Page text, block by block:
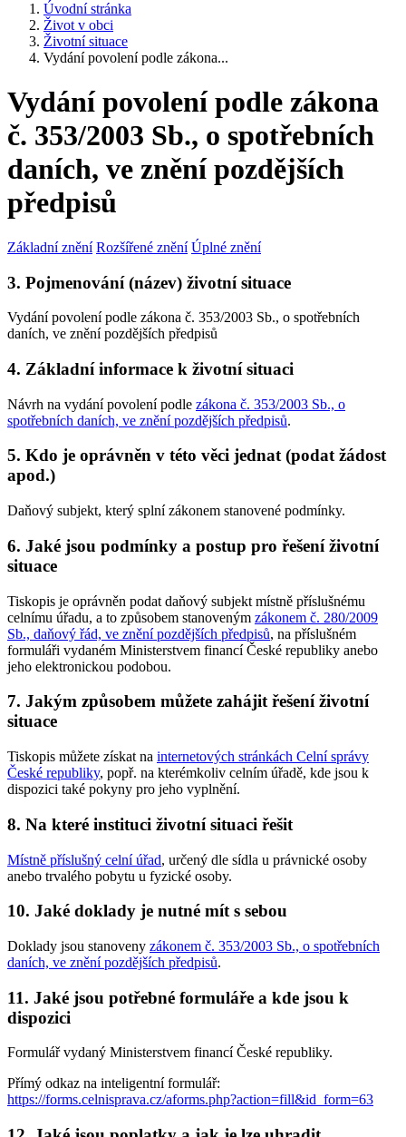
Úvodní stránka
Život v obci
Životní situace
Vydání povolení podle zákona...
Vydání povolení podle zákona
č. 353/2003 Sb., o spotřebních
daních, ve znění pozdějších
předpisů
Základní znění Rozšířené znění Úplné znění
3. Pojmenování (název) životní situace
Vydání povolení podle zákona č. 353/2003 Sb., o spotřebních
daních, ve znění pozdějších předpisů
4. Základní informace k životní situaci
Návrh na vydání povolení podle zákona č. 353/2003 Sb., o
spotřebních daních, ve znění pozdějších předpisů.
5. Kdo je oprávněn v této věci jednat (podat žádost
apod.)
Daňový subjekt, který splní zákonem stanovené podmínky.
6. Jaké jsou podmínky a postup pro řešení životní
situace
Tiskopis je oprávněn podat daňový subjekt místně příslušnému
celnímu úřadu, a to způsobem stanoveným zákonem č. 280/2009
Sb., daňový řád, ve znění pozdějších předpisů, na příslušném
formuláři vydaném Ministerstvem financí České republiky anebo
jeho elektronickou podobou.
7. Jakým způsobem můžete zahájit řešení životní
situace
Tiskopis můžete získat na internetových stránkách Celní správy
České republiky, popř. na kterémkoliv celním úřadě, kde jsou k
dispozici také pokyny pro jeho vyplnění.
8. Na které instituci životní situaci řešit
Místně příslušný celní úřad, určený dle sídla u právnické osoby
anebo trvalého pobytu u fyzické osoby.
10. Jaké doklady je nutné mít s sebou
Doklady jsou stanoveny zákonem č. 353/2003 Sb., o spotřebních
daních, ve znění pozdějších předpisů.
11. Jaké jsou potřebné formuláře a kde jsou k
dispozici
Formulář vydaný Ministerstvem financí České republiky.
Přímý odkaz na inteligentní formulář:
https://forms.celnisprava.cz/aforms.php?action=fill&id_form=63